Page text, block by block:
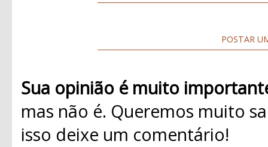
POSTAR
Sua opinião é muito
mas não é. Queremos muito
isso deixe um comentário!